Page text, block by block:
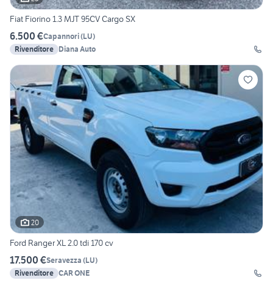
Fiat Fiorino 1.3 MJT 95CV Cargo SX
6.500 €Capannori(LU)
Rivenditore Diana Auto
20
Ford Ranger XL 2.0 tdi 170 cv
17.500 €Seravezza (LU)
Rivenditore CAR ONE